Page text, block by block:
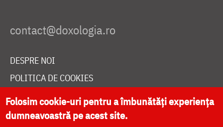
DESPRE NOI
POLITICA DE COOKIES
DONEAZĂ ONLINE PENTRU CATEDRALA NAȚIONALĂ
Folosim cookie-uri pentru a îmbunătăți experiența
dumneavoastră pe acest site.